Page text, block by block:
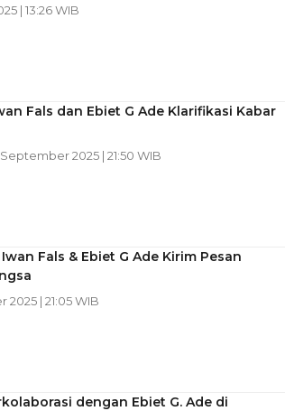
| 13:26 WIB
Fals dan Ebiet G Ade Klarifikasi Kabar
2025 | 21:50 WIB
Fals & Ebiet G Ade Kirim Pesan
| 21:05 WIB
dengan Ebiet G. Ade di